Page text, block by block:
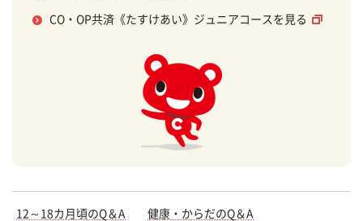
CO・OP共済《たすけあい》ジュニアコースを見る
12～18カ月頃のQ＆A 健康・からだのQ＆A